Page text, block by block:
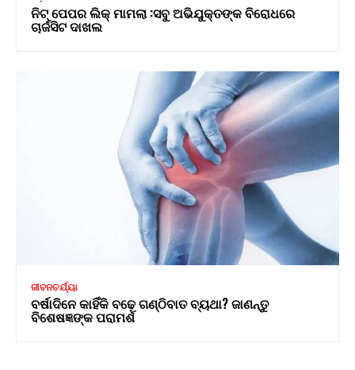
ନିଟ୍ ପେପର ଲିକ୍ ମାମଲା :ସବୁ ଅଭିଯୁକ୍ତଙ୍କ ବିରୋଧରେ
ଚାର୍ଜସିଟ ଦାଖଲ
ଜୀବନଚର୍ଯ୍ୟା
ବର୍ଷାଦିନେ କାହିଁକି ବଢ଼େ ଗଣ୍ଠିବାତ ବ୍ୟଥା? ଜାଣନ୍ତୁ
ବିଶେଷଜ୍ଞଙ୍କ ପରାମର୍ଶ